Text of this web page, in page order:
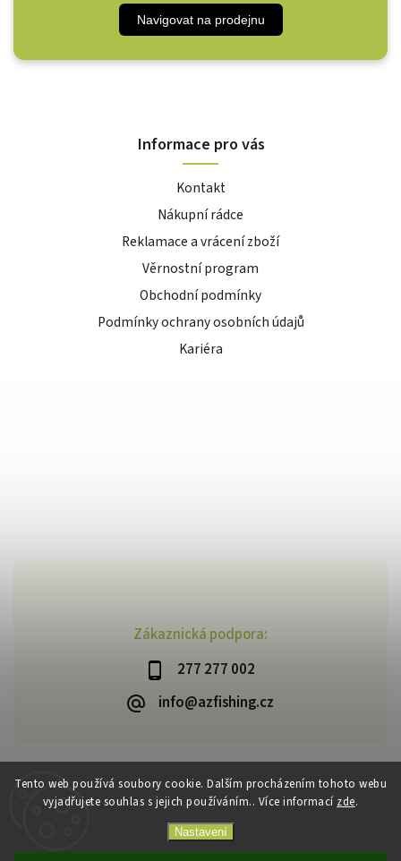
Tento web používá soubory cookie. Dalším procházením tohoto webu
vyjadřujete souhlas s jejich používáním.. Více informací zde.
Nastavení
Zákaznická podpora:
277 277 002
info@azfishing.cz
Navigovat na prodejnu
Informace pro vás
Kontakt
Nákupní rádce
Reklamace a vrácení zboží
Věrnostní program
Obchodní podmínky
Podmínky ochrany osobních údajů
Kariéra
Copyright 2026AzFishing.cz. Všechna práva vyhrazena.
VytvořilShoptet| Design